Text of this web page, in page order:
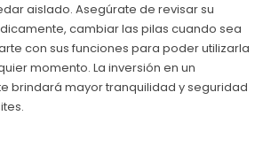
aislado. Asegúrate de revisar su
cambiar las pilas cuando sea
con sus funciones para poder utilizarla
momento. La inversión en un
brindará mayor tranquilidad y seguridad